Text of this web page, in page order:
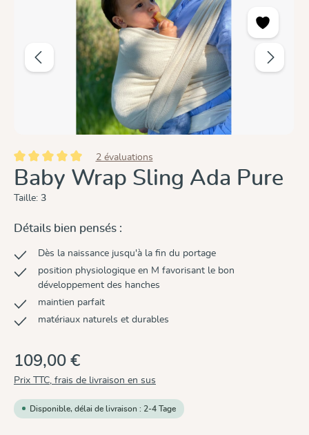
Note moyenne de 5 sur 5 étoiles
2 évaluations
Baby Wrap Sling Ada Pure
Taille: 3
Détails bien pensés :
Dès la naissance jusqu'à la fin du portage
position physiologique en M favorisant le bon
développement des hanches
maintien parfait
matériaux naturels et durables
109,00 €
Prix TTC, frais de livraison en sus
Disponible, délai de livraison : 2-4 Tage